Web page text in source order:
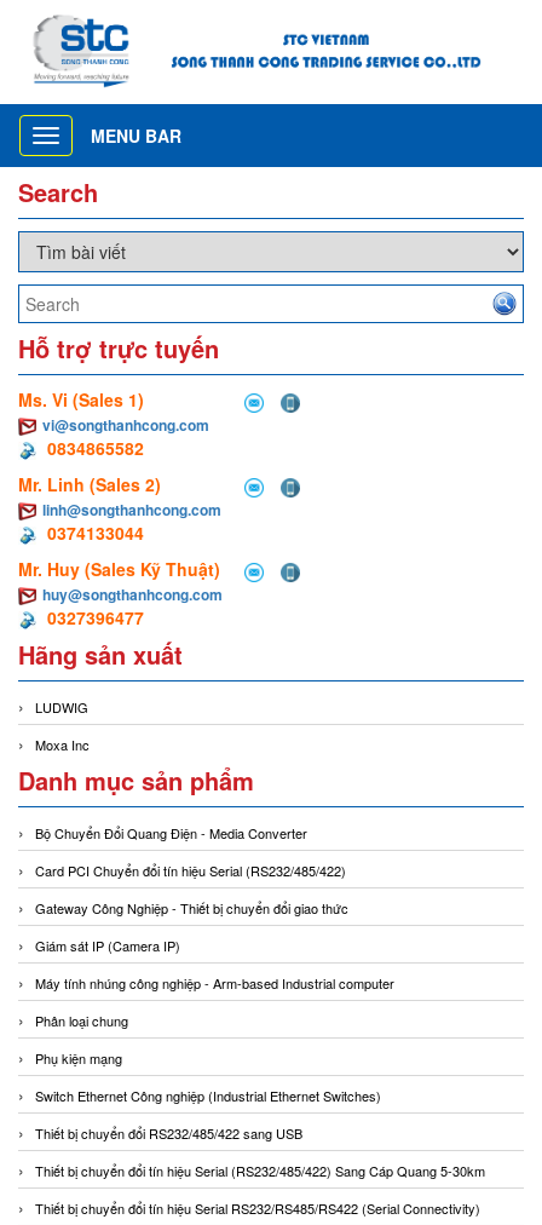
Toggle
navigation
MENU BAR
Search
Hỗ trợ trực tuyến
Ms. Vi (Sales 1)
vi@songthanhcong.com
0834865582
Mr. Linh (Sales 2)
linh@songthanhcong.com
0374133044
Mr. Huy (Sales Kỹ Thuật)
huy@songthanhcong.com
0327396477
Hãng sản xuất
LUDWIG
Moxa Inc
Danh mục sản phẩm
Bộ Chuyển Đổi Quang Điện - Media Converter
Card PCI Chuyển đổi tín hiệu Serial (RS232/485/422)
Gateway Công Nghiệp - Thiết bị chuyển đổi giao thức
Giám sát IP (Camera IP)
Máy tính nhúng công nghiệp - Arm-based Industrial computer
Phân loại chung
Phụ kiện mạng
Switch Ethernet Công nghiệp (Industrial Ethernet Switches)
Thiết bị chuyển đổi RS232/485/422 sang USB
Thiết bị chuyển đổi tín hiệu Serial (RS232/485/422) Sang Cáp Quang 5-30km
Thiết bị chuyển đổi tín hiệu Serial RS232/RS485/RS422 (Serial Connectivity)